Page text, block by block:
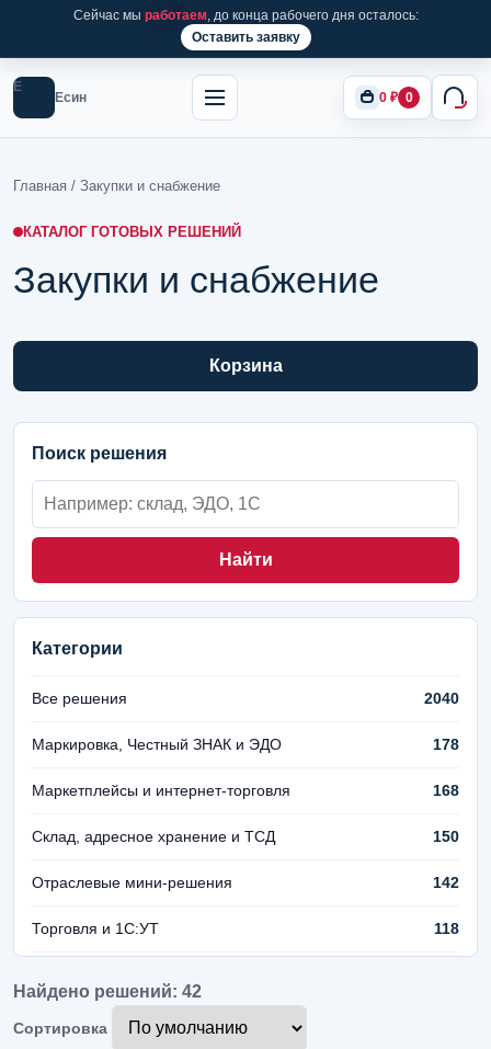
Сейчас мы работаем, до конца рабочего дня осталось:
Оставить заявку
Е
Есин 0 ₽ 0
Главная / Закупки и снабжение
КАТАЛОГ ГОТОВЫХ РЕШЕНИЙ
Закупки и снабжение
Корзина
Поиск решения
Найти
Категории
Все решения 2040
Маркировка, Честный ЗНАК и ЭДО 178
Маркетплейсы и интернет-торговля 168
Склад, адресное хранение и ТСД 150
Отраслевые мини-решения 142
Торговля и 1С:УТ 118
Продажи, клиенты и маркетинг
Найдено решений: 42
Сортировка